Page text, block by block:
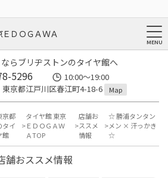
ＤＯＧＡＷＡ
らブリヂストンのタイヤ館へ
5296
10:00～19:00
京都江戸川区春江町4-18-6
Map
京都
タイ
館
タイヤ館 東京
ＥＤＯＧＡＷ
ＡTOP
店舗お
ススメ
情報
☆ 勝浦タンタン
メン × 汗っかき
☆
舗おススメ情報